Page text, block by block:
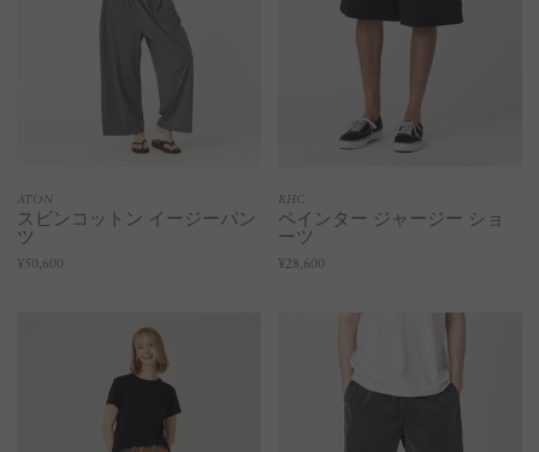
ATON
スビンコットン イージーパン
ツ
¥50,600
RHC
ペインター ジャージー ショ
ーツ
¥28,600